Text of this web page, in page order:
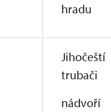
hradu
Jihočeští
trubači
nádvoří